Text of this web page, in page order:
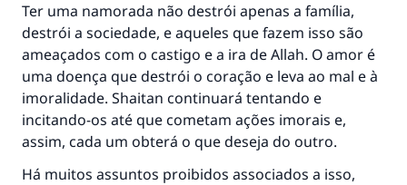
Ter uma namorada não destrói apenas a família,
destrói a sociedade, e aqueles que fazem isso são
ameaçados com o castigo e a ira de Allah. O amor é
uma doença que destrói o coração e leva ao mal e à
imoralidade. Shaitan continuará tentando e
incitando-os até que cometam ações imorais e,
assim, cada um obterá o que deseja do outro.
Há muitos assuntos proibidos associados a isso,